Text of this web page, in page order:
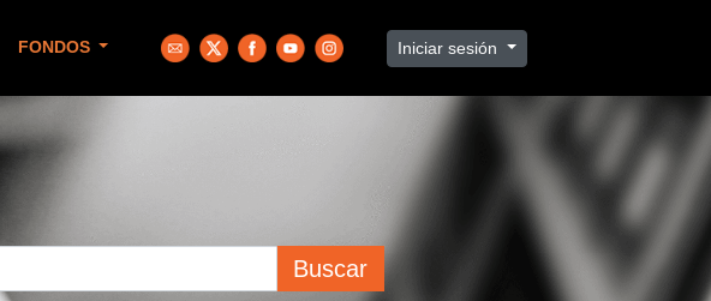
FONDOS Iniciar sesión
Buscar